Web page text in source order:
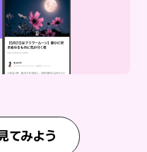
てみよう